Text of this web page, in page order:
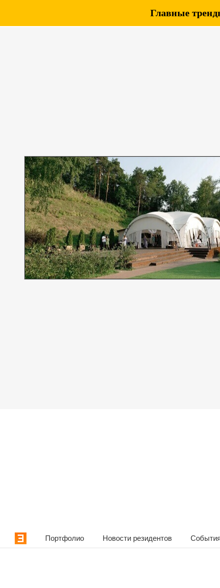
Главные
Портфолио Новости резидентов